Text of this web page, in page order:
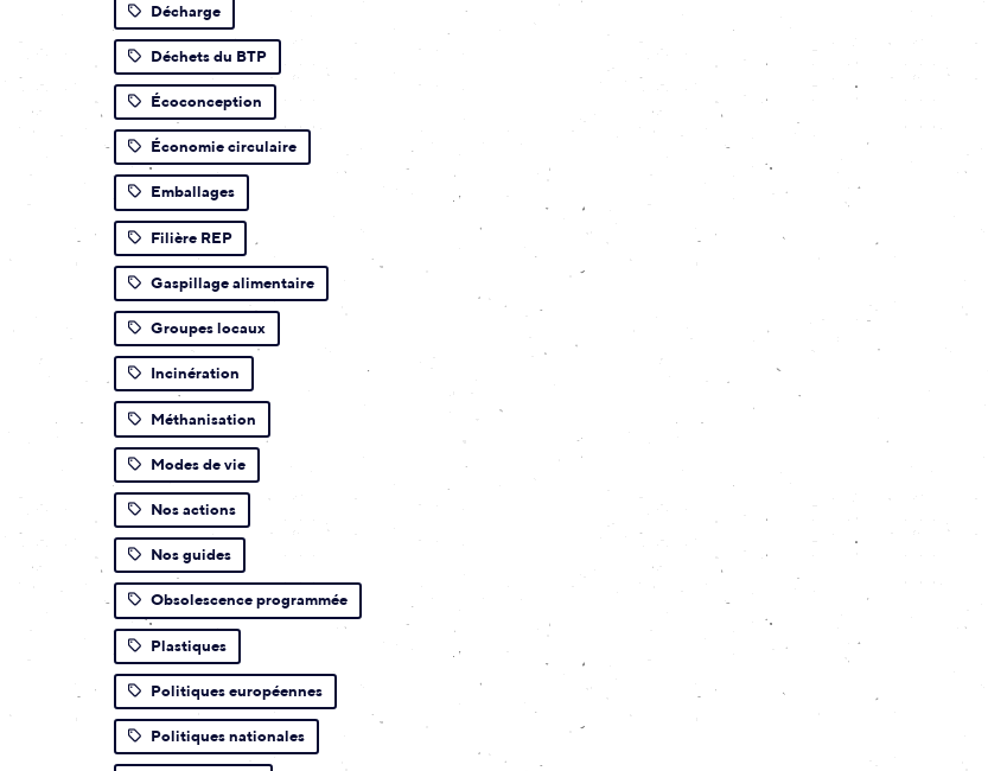
Décharge
Déchets du BTP
Écoconception
Économie circulaire
Emballages
Filière REP
Gaspillage alimentaire
Groupes locaux
Incinération
Méthanisation
Modes de vie
Nos actions
Nos guides
Obsolescence programmée
Plastiques
Politiques européennes
Politiques nationales